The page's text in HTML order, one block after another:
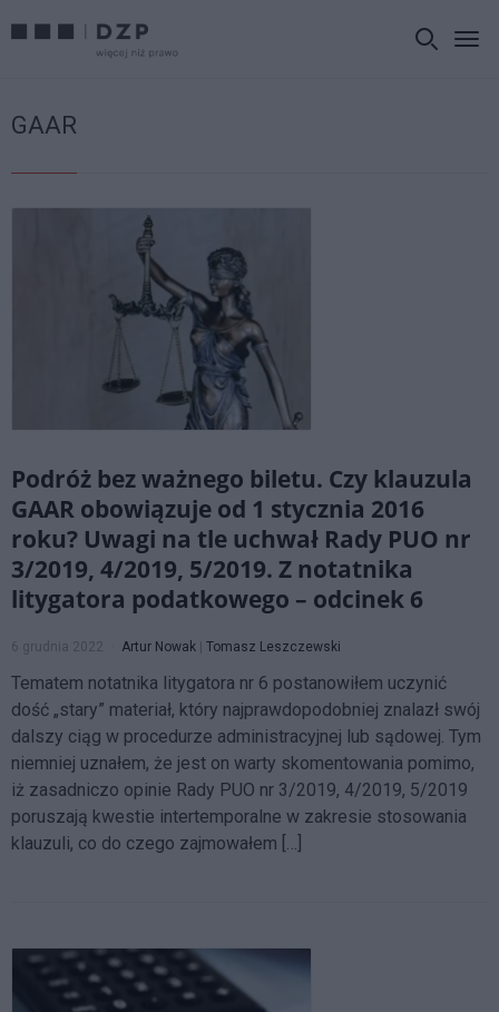
GAAR
Podróż bez ważnego biletu. Czy klauzula
GAAR obowiązuje od 1 stycznia 2016
roku? Uwagi na tle uchwał Rady PUO nr
3/2019, 4/2019, 5/2019. Z notatnika
litygatora podatkowego – odcinek 6
6 grudnia 2022 Artur Nowak | Tomasz Leszczewski
Tematem notatnika litygatora nr 6 postanowiłem uczynić
dość „stary” materiał, który najprawdopodobniej znalazł swój
dalszy ciąg w procedurze administracyjnej lub sądowej. Tym
niemniej uznałem, że jest on warty skomentowania pomimo,
iż zasadniczo opinie Rady PUO nr 3/2019, 4/2019, 5/2019
poruszają kwestie intertemporalne w zakresie stosowania
klauzuli, co do czego zajmowałem […]